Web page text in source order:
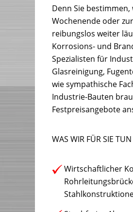
Denn Sie
Wochenende oder
reibungslos weiter
Korrosions- und
Spezialisten für
Glasreinigung,
wie sympathische
Industrie-Bauten
Festpreisangebote
WAS WIR FÜR SIE
Wirtschaftlicher